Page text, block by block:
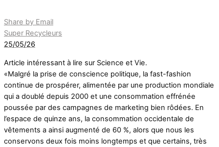
Share by Email
Super Recycleurs
25/05/26
Article intéressant à lire sur Science et Vie.
«Malgré la prise de conscience politique, la fast-fashion
continue de prospérer, alimentée par une production mondiale
qui a doublé depuis 2000 et une consommation effrénée
poussée par des campagnes de marketing bien rôdées. En
l’espace de quinze ans, la consommation occidentale de
vêtements a ainsi augmenté de 60 %, alors que nous les
conservons deux fois moins longtemps et que certains, très